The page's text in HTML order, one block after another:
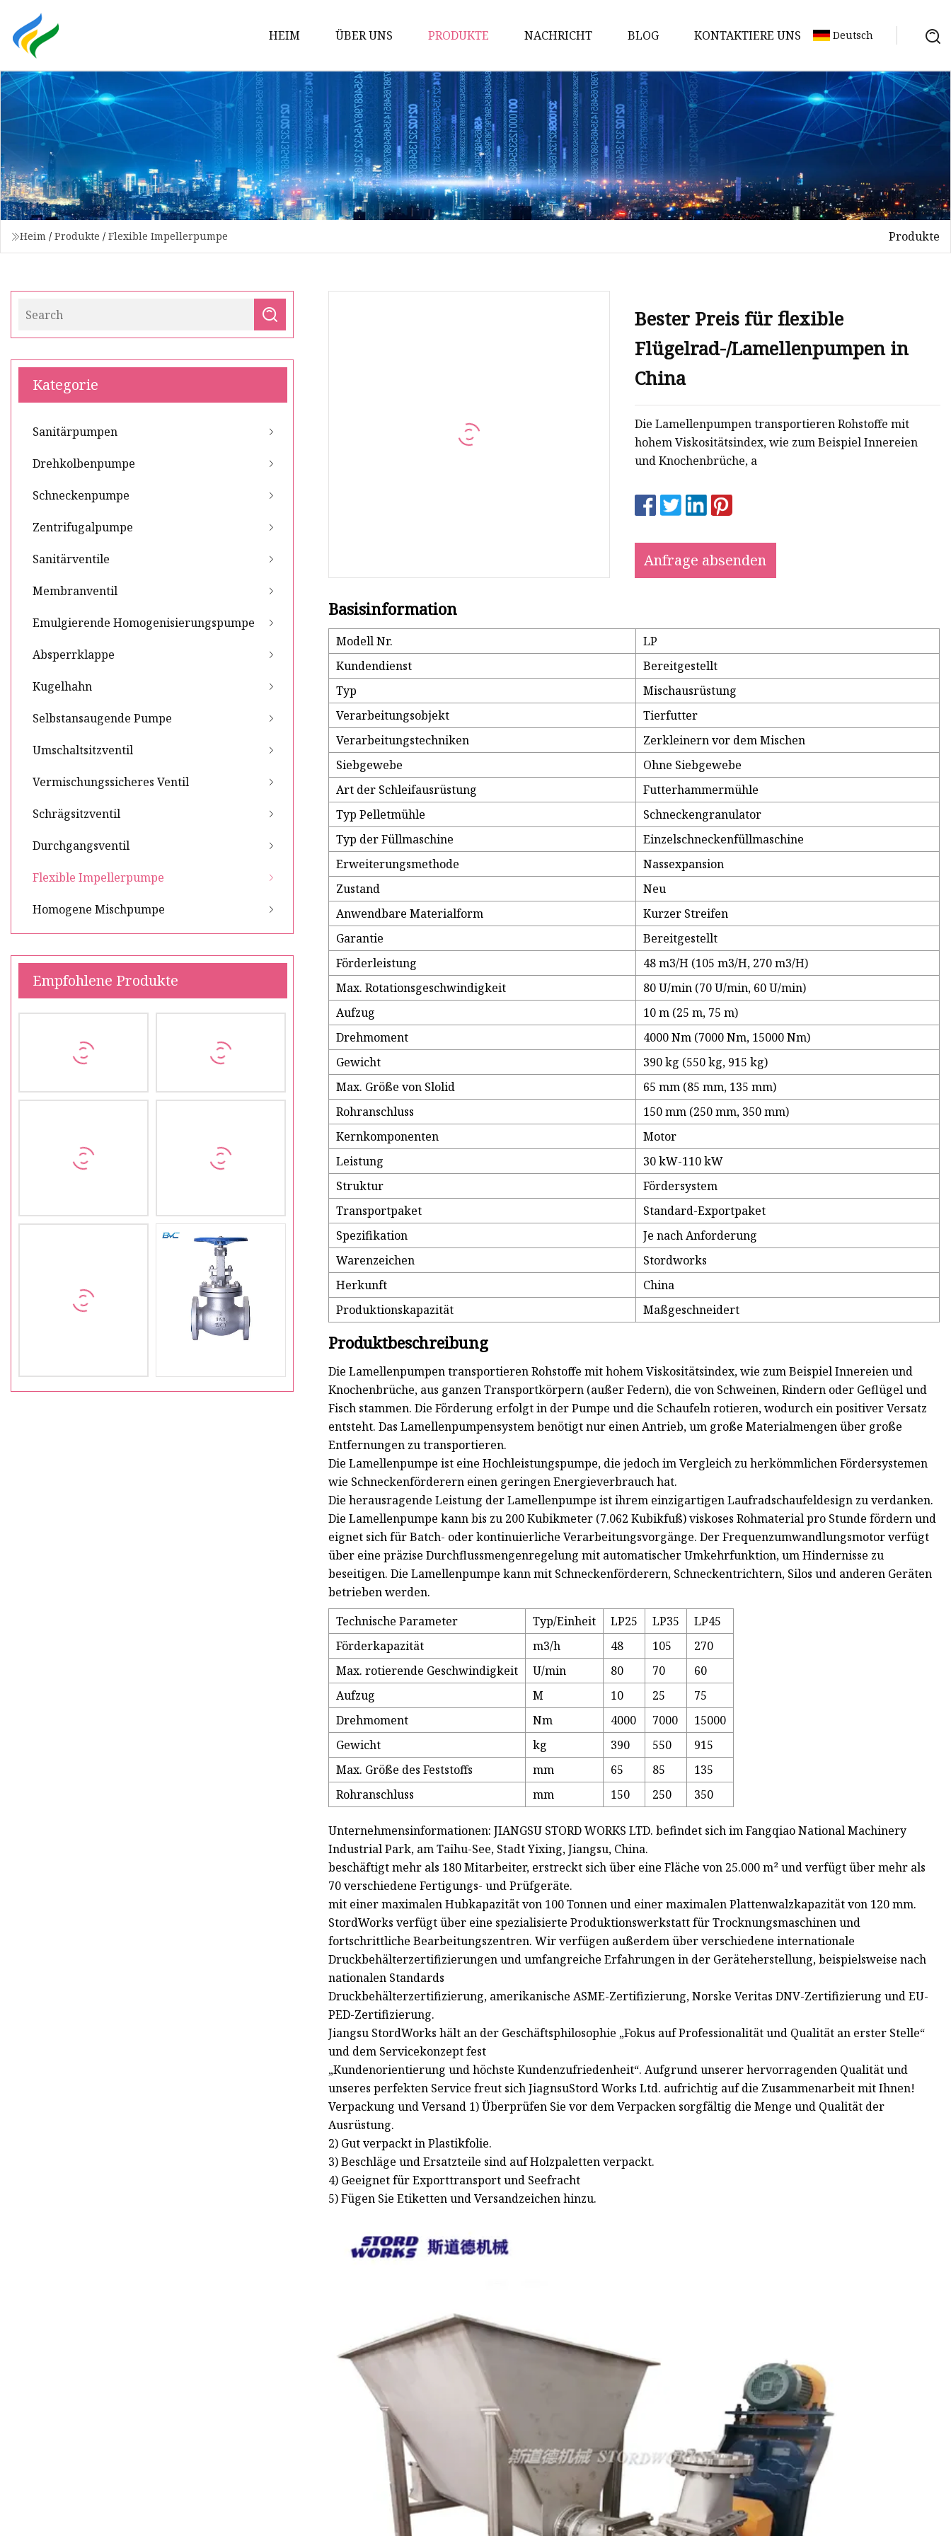
HEIM ÜBER UNS PRODUKTE
Sanitärpumpen
Drehkolbenpumpe
Schneckenpumpe
Zentrifugalpumpe
Sanitärventile
Membranventil
Durchgangsventil
NACHRICHT BLOG KONTAKTIERE UNS Deutsch
Heim / Produkte / Flexible Impellerpumpe Produkte
Kategorie
Sanitärpumpen
Drehkolbenpumpe
Schneckenpumpe
Zentrifugalpumpe
Sanitärventile
Membranventil
Emulgierende Homogenisierungspumpe
Absperrklappe
Kugelhahn
Selbstansaugende Pumpe
Umschaltsitzventil
Vermischungssicheres Ventil
Schrägsitzventil
Durchgangsventil
Flexible Impellerpumpe
Homogene Mischpumpe
Empfohlene Produkte
Bester Preis für flexible
Flügelrad-/Lamellenpumpen in
China
Die Lamellenpumpen transportieren Rohstoffe mit
hohem Viskositätsindex, wie zum Beispiel Innereien
und Knochenbrüche, a
Anfrage absenden
Basisinformation
Modell Nr.
LP
Kundendienst
Bereitgestellt
Typ
Mischausrüstung
Verarbeitungsobjekt
Tierfutter
Verarbeitungstechniken
Zerkleinern vor dem Mischen
Siebgewebe
Ohne Siebgewebe
Art der Schleifausrüstung
Futterhammermühle
Typ Pelletmühle
Schneckengranulator
Typ der Füllmaschine
Einzelschneckenfüllmaschine
Erweiterungsmethode
Nassexpansion
Zustand
Neu
Anwendbare Materialform
Kurzer Streifen
Garantie
Bereitgestellt
Förderleistung
48 m3/H (105 m3/H, 270 m3/H)
Max. Rotationsgeschwindigkeit
80 U/min (70 U/min, 60 U/min)
Aufzug
10 m (25 m, 75 m)
Drehmoment
4000 Nm (7000 Nm, 15000 Nm)
Gewicht
390 kg (550 kg, 915 kg)
Max. Größe von Slolid
65 mm (85 mm, 135 mm)
Rohranschluss
150 mm (250 mm, 350 mm)
Kernkomponenten
Motor
Leistung
30 kW-110 kW
Struktur
Fördersystem
Transportpaket
Standard-Exportpaket
Spezifikation
Je nach Anforderung
Warenzeichen
Stordworks
Herkunft
China
Produktionskapazität
Maßgeschneidert
Produktbeschreibung
Die Lamellenpumpen transportieren Rohstoffe mit hohem Viskositätsindex, wie zum Beispiel Innereien und
Knochenbrüche, aus ganzen Transportkörpern (außer Federn), die von Schweinen, Rindern oder Geflügel und
Fisch stammen. Die Förderung erfolgt in der Pumpe und die Schaufeln rotieren, wodurch ein positiver Versatz
entsteht. Das Lamellenpumpensystem benötigt nur einen Antrieb, um große Materialmengen über große
Entfernungen zu transportieren.
Die Lamellenpumpe ist eine Hochleistungspumpe, die jedoch im Vergleich zu herkömmlichen Fördersystemen
wie Schneckenförderern einen geringen Energieverbrauch hat.
Die herausragende Leistung der Lamellenpumpe ist ihrem einzigartigen Laufradschaufeldesign zu verdanken.
Die Lamellenpumpe kann bis zu 200 Kubikmeter (7.062 Kubikfuß) viskoses Rohmaterial pro Stunde fördern und
eignet sich für Batch- oder kontinuierliche Verarbeitungsvorgänge. Der Frequenzumwandlungsmotor verfügt
über eine präzise Durchflussmengenregelung mit automatischer Umkehrfunktion, um Hindernisse zu
beseitigen. Die Lamellenpumpe kann mit Schneckenförderern, Schneckentrichtern, Silos und anderen Geräten
betrieben werden.
Technische Parameter
Typ/Einheit LP25 LP35
LP45
Förderkapazität
m3/h 48 105
270
Max. rotierende Geschwindigkeit
U/min 80 70
60
Aufzug
M 10 25
75
Drehmoment
Nm 4000 7000
15000
Gewicht
kg 390 550
915
Max. Größe des Feststoffs
mm 65 85
135
Rohranschluss
mm 150 250 350
Unternehmensinformationen: JIANGSU STORD WORKS LTD. befindet sich im Fangqiao National Machinery
Industrial Park, am Taihu-See, Stadt Yixing, Jiangsu, China.
beschäftigt mehr als 180 Mitarbeiter, erstreckt sich über eine Fläche von 25.000 m² und verfügt über mehr als
70 verschiedene Fertigungs- und Prüfgeräte.
mit einer maximalen Hubkapazität von 100 Tonnen und einer maximalen Plattenwalzkapazität von 120 mm.
StordWorks verfügt über eine spezialisierte Produktionswerkstatt für Trocknungsmaschinen und
fortschrittliche Bearbeitungszentren. Wir verfügen außerdem über verschiedene internationale
Druckbehälterzertifizierungen und umfangreiche Erfahrungen in der Geräteherstellung, beispielsweise nach
nationalen Standards
Druckbehälterzertifizierung, amerikanische ASME-Zertifizierung, Norske Veritas DNV-Zertifizierung und EU-
PED-Zertifizierung.
Jiangsu StordWorks hält an der Geschäftsphilosophie „Fokus auf Professionalität und Qualität an erster Stelle“
und dem Servicekonzept fest
„Kundenorientierung und höchste Kundenzufriedenheit“. Aufgrund unserer hervorragenden Qualität und
unseres perfekten Service freut sich JiagnsuStord Works Ltd. aufrichtig auf die Zusammenarbeit mit Ihnen!
Verpackung und Versand 1) Überprüfen Sie vor dem Verpacken sorgfältig die Menge und Qualität der
Ausrüstung.
2) Gut verpackt in Plastikfolie.
3) Beschläge und Ersatzteile sind auf Holzpaletten verpackt.
4) Geeignet für Exporttransport und Seefracht
5) Fügen Sie Etiketten und Versandzeichen hinzu.